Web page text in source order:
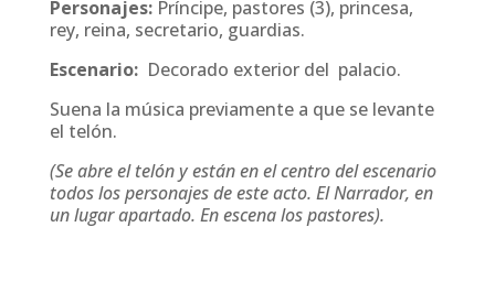
Personajes:Príncipe, pastores (3), princesa,
rey, reina, secretario, guardias.
Escenario:Decorado exterior del palacio.
Suena la música previamente a que se levante
el telón.
(Se abre el telón y están en el centro del escenario
todos los personajes de este acto. El Narrador, en
un lugar apartado. En escena los pastores).